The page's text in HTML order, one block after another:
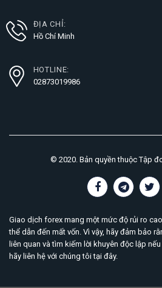
ĐỊA CHỈ:
Hồ Chí Minh
HOTLINE:
02873019986
© 2020. Bản quyền thuộc Tập
Giao dịch forex mang một mức độ rủi ro
thể dẫn đến mất vốn. Vì vậy, hãy đảm bảo
liên quan và tìm kiếm lời khuyên độc lập
hãy liên hệ với chúng tôitại đây.